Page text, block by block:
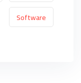
Software